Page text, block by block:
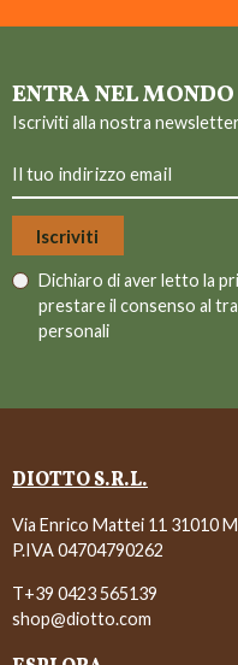
ENTRA NEL
Iscriviti alla nostra
Dichiaro di aver letto la
prestare il consenso al
personali
DIOTTO S.R.L.
Via Enrico Mattei 11 31010
P.IVA 04704790262
T+39 0423 565139
shop@diotto.com